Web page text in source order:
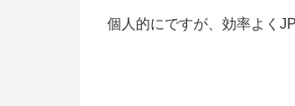
個人的にですが、効率よく